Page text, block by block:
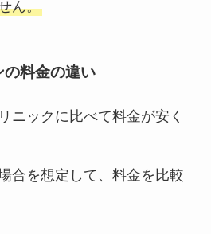
ん。
の料金の違い
ニックに比べて料金が安く
合を想定して、料金を比較